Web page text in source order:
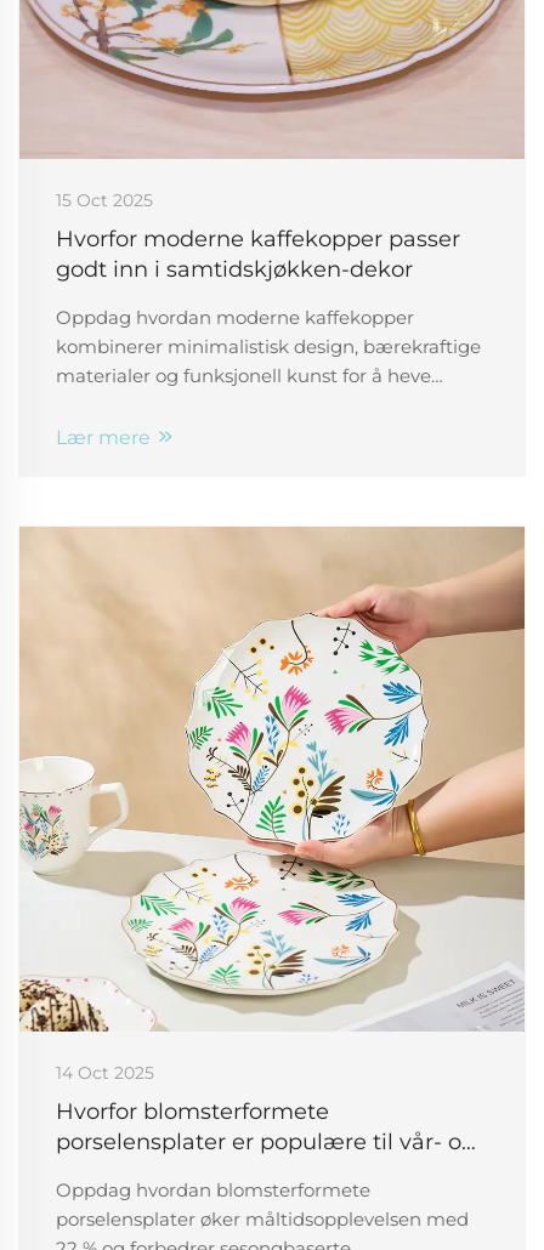
15 Oct 2025
Hvorfor moderne kaffekopper passer
godt inn i samtidskjøkken-dekor
Oppdag hvordan moderne kaffekopper
kombinerer minimalistisk design, bærekraftige
materialer og funksjonell kunst for å heve
81 % av interiørdesignere anbefaler
Lær mere
14 Oct 2025
Hvorfor blomsterformete
porselensplater er populære til vår- og
Oppdag hvordan blomsterformete
porselensplater øker måltidsopplevelsen med